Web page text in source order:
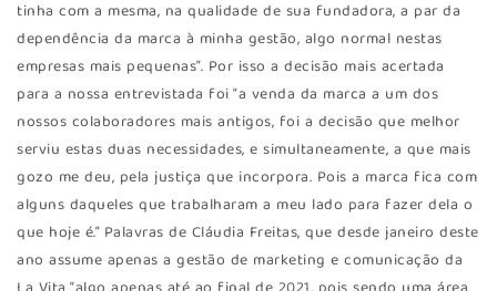
tinha com a mesma, na qualidade de sua fundadora, a par da
dependência da marca à minha gestão, algo normal nestas
empresas mais pequenas”. Por isso a decisão mais acertada
para a nossa entrevistada foi “a venda da marca a um dos
nossos colaboradores mais antigos, foi a decisão que melhor
serviu estas duas necessidades, e simultaneamente, a que mais
gozo me deu, pela justiça que incorpora. Pois a marca fica com
alguns daqueles que trabalharam a meu lado para fazer dela o
que hoje é.” Palavras de Cláudia Freitas, que desde janeiro deste
ano assume apenas a gestão de marketing e comunicação da